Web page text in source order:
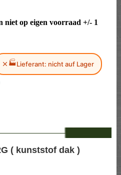
op eigen voorraad +/- 1
🏭Lieferant: nicht auf Lager
( kunststof dak )